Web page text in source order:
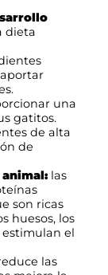
dieta
una
gatitos.
de alta
de
las
son ricas
huesos, los
estimulan el
las